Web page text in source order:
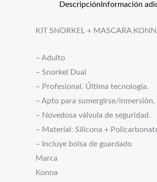
Descripción Información
KIT SNORKEL + MASCARA
– Adulto
– Snorkel Dual
– Profesional. Última tecnología.
– Apto para sumergirse/inmersión.
– Novedosa válvula de seguridad.
– Material: Silicona +
– Incluye bolsa de guardado
Marca
Konna